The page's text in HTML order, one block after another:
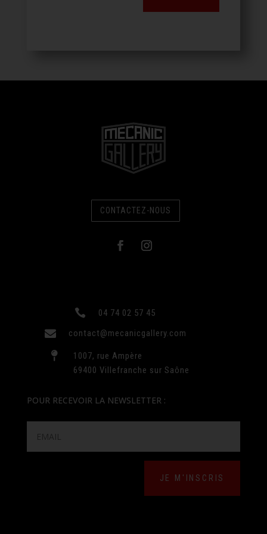
CONTACTEZ-NOUS
 04 74 02 57 45
 contact@mecanicgallery.com

1007, rue Ampère
69400 Villefranche sur Saône
POUR RECEVOIR LA NEWSLETTER :
JE M'INSCRIS